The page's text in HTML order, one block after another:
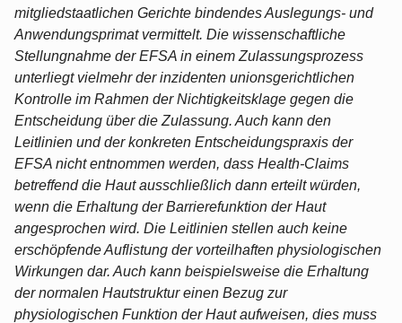
mitgliedstaatlichen Gerichte bindendes Auslegungs- und
Anwendungsprimat vermittelt. Die wissenschaftliche
Stellungnahme der EFSA in einem Zulassungsprozess
unterliegt vielmehr der inzidenten unionsgerichtlichen
Kontrolle im Rahmen der Nichtigkeitsklage gegen die
Entscheidung über die Zulassung. Auch kann den
Leitlinien und der konkreten Entscheidungspraxis der
EFSA nicht entnommen werden, dass Health-Claims
betreffend die Haut ausschließlich dann erteilt würden,
wenn die Erhaltung der Barrierefunktion der Haut
angesprochen wird. Die Leitlinien stellen auch keine
erschöpfende Auflistung der vorteilhaften physiologischen
Wirkungen dar. Auch kann beispielsweise die Erhaltung
der normalen Hautstruktur einen Bezug zur
physiologischen Funktion der Haut aufweisen, dies muss